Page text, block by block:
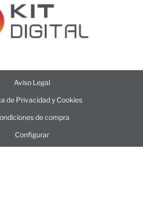
Aviso Legal
de Privacidad y Cookies
de compra
Configurar